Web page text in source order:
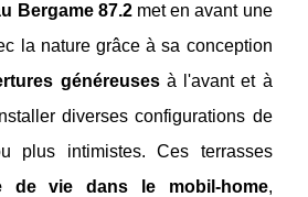
Bergame 87.2met en avant une
la nature grâce à sa conception
généreusesà l'avant et à
diverses configurations de
plus intimistes. Ces terrasses
de vie dans le mobil-home,